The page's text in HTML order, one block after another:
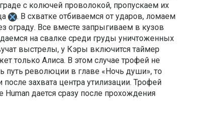
с колючей проволокой, пропускаем их
. В схватке отбиваемся от ударов, ломаем
ограду. Все вместе запрыгиваем в кузов
на свалке среди груды уничтоженных
выстрелы, у Кэры включится таймер
только Алиса. В этом случае трофей не
путь революции в главе «Ночь души», то
захвата центра утилизации. Трофей
дается сразу после прохождения